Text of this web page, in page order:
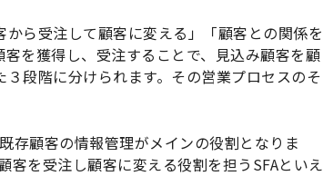
ら受注して顧客に変える」「顧客との関係を
を獲得し、受注することで、見込み顧客を顧
段階に分けられます。その営業プロセスのそ
存顧客の情報管理がメインの役割となりま
客を受注し顧客に変える役割を担うSFAといえ